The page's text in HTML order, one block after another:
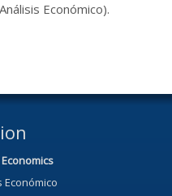
Económico).
Económico